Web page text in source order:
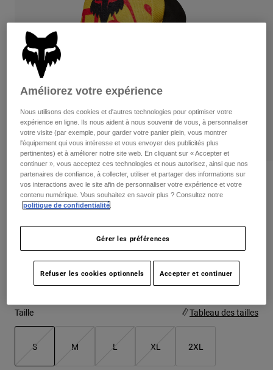
Goggles
Guards & Protection
Gloves
Jackets & Hydration Vests
Base Layers
Gear Bags
Socks
Replacement Parts
Pants
Pads & Protection
Jackets
Gloves
Goggles
Base Layers
Bottles & Hydration Packs
Shorts
Swim
Tout acheter
Womens
Hats
Shirts
Sweatshirts
Jackets
Pants
Tout acheter
Hats
Shirts
Shorts
Critiques
180 Race Spec Gloves
non.33125-274-S
39,95 C$ 27,98 C$ 29% OFF
Taille Tableau des tailles
S M L XL 2XL
Améliorez votre expérience
Nous utilisons des cookies et d'autres technologies pour optimiser votre
expérience en ligne. Ils nous aident à nous souvenir de vous, à personnaliser
votre visite (par exemple, pour garder votre panier plein, vous montrer
l'équipement qui vous intéresse et vous envoyer des publicités plus
pertinentes) et à améliorer notre site web. En cliquant sur « Accepter et
continuer », vous acceptez ces technologies et nous autorisez, ainsi que nos
partenaires de confiance, à collecter, utiliser et partager des informations sur
vos interactions avec le site afin de personnaliser votre expérience et votre
contenu numérique. Vous souhaitez en savoir plus ? Consultez notre
politique de confidentialité
Gérer les préférences
Refuser les cookies optionnels Accepter et continuer